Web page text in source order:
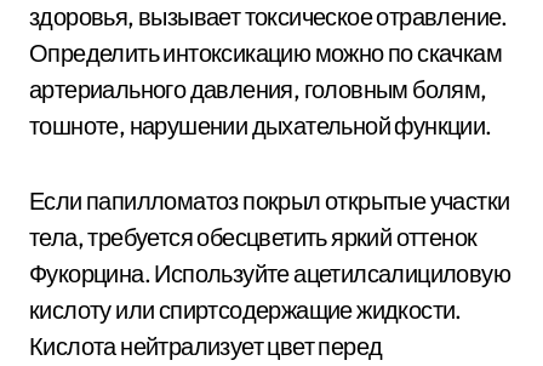
здоровья, вызывает токсическое отравление.
Определить интоксикацию можно по скачкам
артериального давления, головным болям,
тошноте, нарушении дыхательной функции.
Если папилломатоз покрыл открытые участки
тела, требуется обесцветить яркий оттенок
Фукорцина. Используйте ацетилсалициловую
кислоту или спиртсодержащие жидкости.
Кислота нейтрализует цвет перед